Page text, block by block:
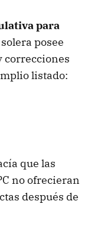
para
posee
correcciones
listado:
que las
no ofrecieran
después de